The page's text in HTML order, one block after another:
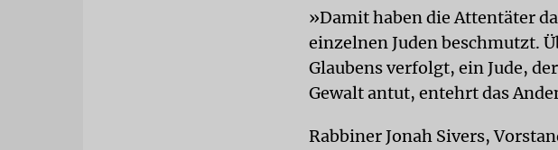
»Damit haben die Attentäter
einzelnen Juden beschmutzt.
Glaubens verfolgt, ein Jude,
Gewalt antut, entehrt das
Rabbiner Jonah Sivers,